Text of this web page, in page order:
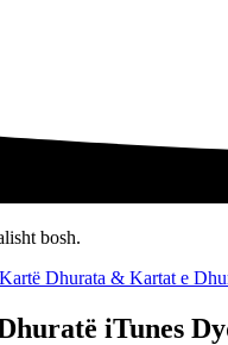
bosh.
Dhurata & Kartat e
iTunes